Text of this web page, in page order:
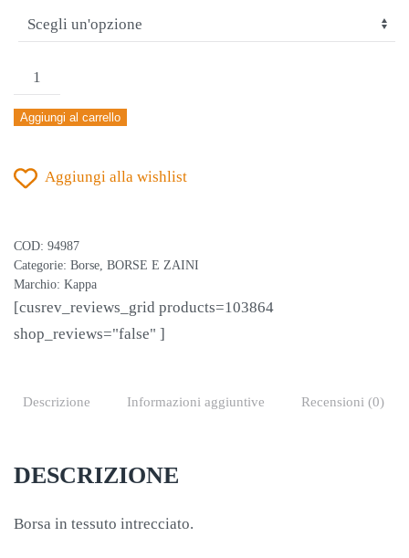
KAPPA
BORSA
HARDBASE
quantità
Aggiungi al carrello
Aggiungi alla wishlist
COD: 94987
Categorie: Borse, BORSE E ZAINI
Marchio: Kappa
[cusrev_reviews_grid products=103864
shop_reviews="false" ]
Descrizione Informazioni aggiuntive Recensioni (0)
DESCRIZIONE
Borsa in tessuto intrecciato.